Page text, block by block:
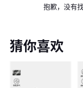
抱歉，没有
猜你喜欢